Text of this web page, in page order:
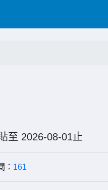
至 2026-08-01止
161